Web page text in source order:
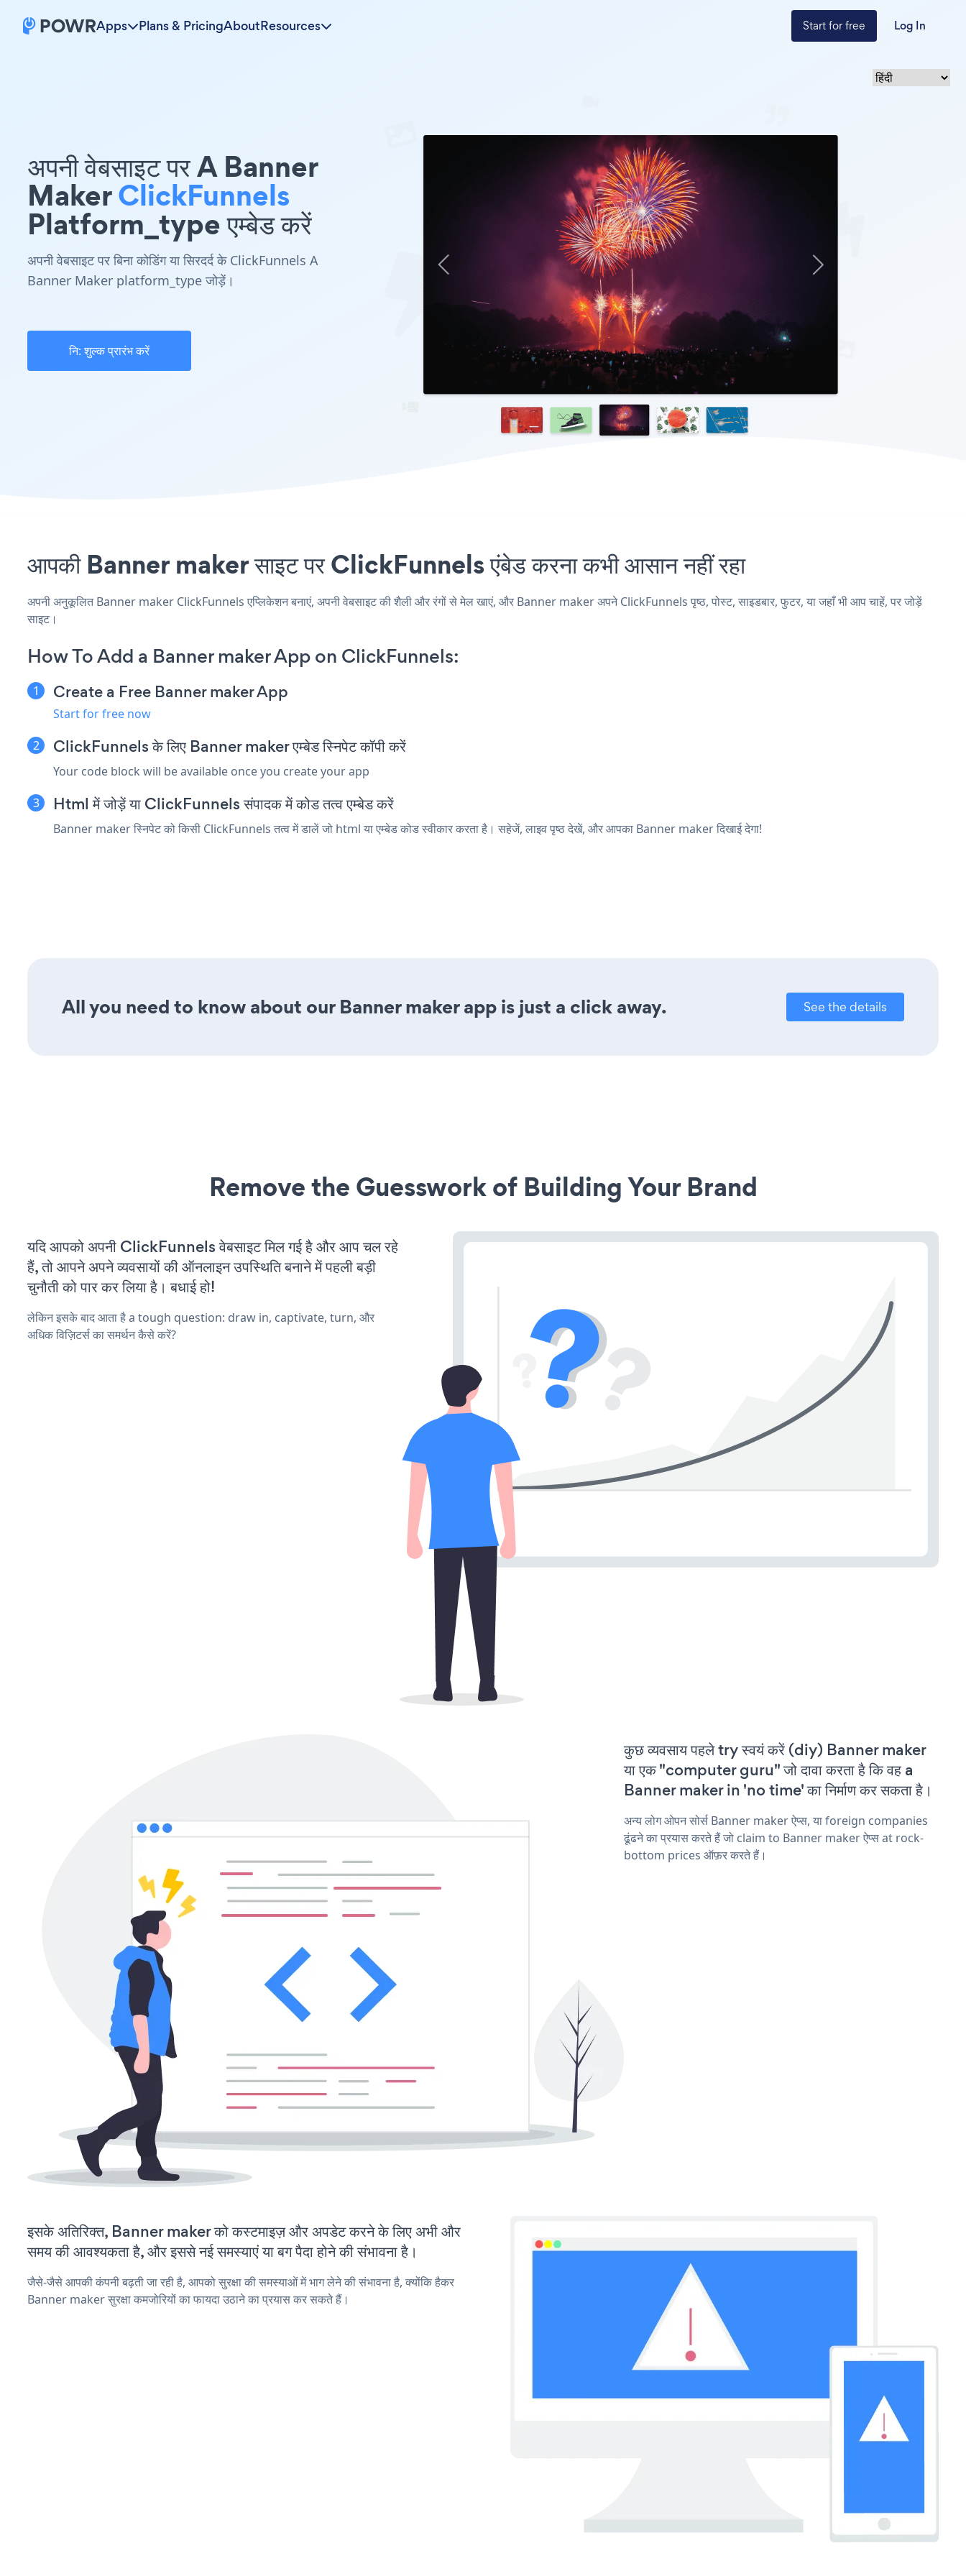
Apps Plans & PricingAboutResources Start for free Log In
अपनी वेबसाइट पर A Banner
MakerClickFunnels
Platform_type एम्बेड करें
अपनी वेबसाइट पर बिना कोडिंग या सिरदर्द के ClickFunnels A
Banner Maker platform_type जोड़ें।
नि: शुल्क प्रारंभ करें
आपकी Banner maker साइट पर ClickFunnels एंबेड करना कभी आसान नहीं रहा
अपनी अनुकूलित Banner maker ClickFunnels एप्लिकेशन बनाएं, अपनी वेबसाइट की शैली और रंगों से मेल खाएं, और Banner maker अपने ClickFunnels पृष्ठ, पोस्ट, साइडबार, फुटर, या जहाँ भी आप चाहें, पर जोड़ें
साइट।
How To Add a Banner maker App on ClickFunnels:
Create a Free Banner maker App
Start for free now
ClickFunnels के लिए Banner maker एम्बेड स्निपेट कॉपी करें
Your code block will be available once you create your app
Html में जोड़ें या ClickFunnels संपादक में कोड तत्व एम्बेड करें
Banner maker स्निपेट को किसी ClickFunnels तत्व में डालें जो html या एम्बेड कोड स्वीकार करता है। सहेजें, लाइव पृष्ठ देखें, और आपका Banner maker दिखाई देगा!
All you need to know about our Banner maker app is just a click away. See the details
Remove the Guesswork of Building Your Brand
यदि आपको अपनी ClickFunnels वेबसाइट मिल गई है और आप चल रहे
हैं, तो आपने अपने व्यवसायों की ऑनलाइन उपस्थिति बनाने में पहली बड़ी
चुनौती को पार कर लिया है। बधाई हो!
लेकिन इसके बाद आता है a tough question: draw in, captivate, turn, और
अधिक विज़िटर्स का समर्थन कैसे करें?
कुछ व्यवसाय पहले try स्वयं करें (diy) Banner maker
या एक "computer guru" जो दावा करता है कि वह a
Banner maker in 'no time' का निर्माण कर सकता है।
अन्य लोग ओपन सोर्स Banner maker ऐप्स, या foreign companies
ढूंढने का प्रयास करते हैं जो claim to Banner maker ऐप्स at rock-
bottom prices ऑफ़र करते हैं।
इसके अतिरिक्त, Banner maker को कस्टमाइज़ और अपडेट करने के लिए अभी और
समय की आवश्यकता है, और इससे नई समस्याएं या बग पैदा होने की संभावना है।
जैसे-जैसे आपकी कंपनी बढ़ती जा रही है, आपको सुरक्षा की समस्याओं में भाग लेने की संभावना है, क्योंकि हैकर
Banner maker सुरक्षा कमजोरियों का फायदा उठाने का प्रयास कर सकते हैं।